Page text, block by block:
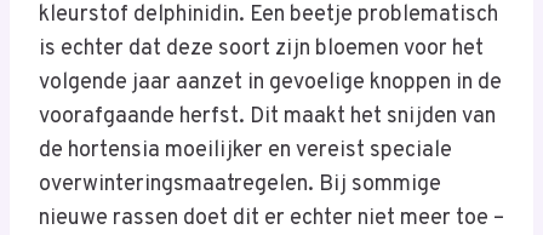
kleurstof delphinidin. Een beetje problematisch
is echter dat deze soort zijn bloemen voor het
volgende jaar aanzet in gevoelige knoppen in de
voorafgaande herfst. Dit maakt het snijden van
de hortensia moeilijker en vereist speciale
overwinteringsmaatregelen. Bij sommige
nieuwe rassen doet dit er echter niet meer toe –